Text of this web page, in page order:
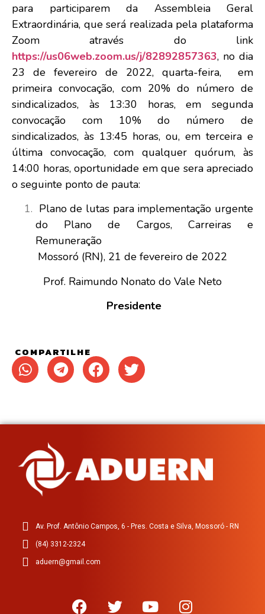
para participarem da Assembleia Geral
Extraordinária, que será realizada pela plataforma
Zoom através do link
https://us06web.zoom.us/j/82892857363, no dia
23 de fevereiro de 2022, quarta-feira, em
primeira convocação, com 20% do número de
sindicalizados, às 13:30 horas, em segunda
convocação com 10% do número de
sindicalizados, às 13:45 horas, ou, em terceira e
última convocação, com qualquer quórum, às
14:00 horas, oportunidade em que sera apreciado
o seguinte ponto de pauta:
Plano de lutas para implementação urgente
do Plano de Cargos, Carreiras e
Remuneração
Mossoró (RN), 21 de fevereiro de 2022
Prof. Raimundo Nonato do Vale Neto
Presidente
COMPARTILHE
Av. Prof. Antônio Campos, 6 - Pres. Costa e Silva, Mossoró - RN
(84) 3312-2324
aduern@gmail.com